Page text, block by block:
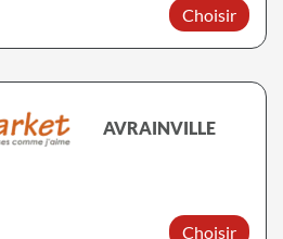
Choisir
AVRAINVILLE
Choisir